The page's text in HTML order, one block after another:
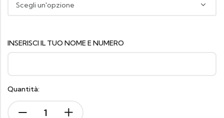
INSERISCI IL TUO NOME E NUMERO
Quantità: